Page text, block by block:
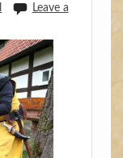
Leave a